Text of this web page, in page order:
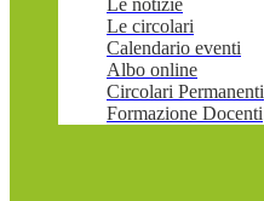
Le notizie
Le circolari
Calendario eventi
Albo online
Circolari Permanenti
Formazione Docenti